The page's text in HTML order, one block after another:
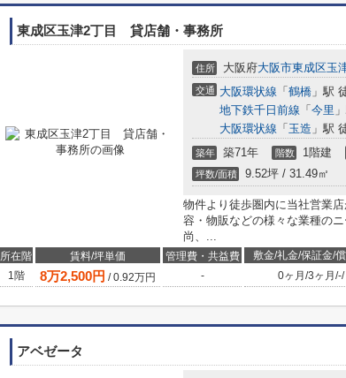
東成区玉津2丁目 貸店舗・事務所
住所 大阪府大阪市東成区玉
交通 大阪環状線 「 鶴橋 」駅
地下鉄千日前線 「 今里
大阪環状線 「 玉造 」駅
築年 築71年 階数 1階建
坪数/面積 9.52坪 / 31.49㎡
物件より徒歩圏内に当社営業
容・物販などの様々な業種の
尚、...
所在階 賃料/坪単価 管理費・共益費 敷金/礼金/保証金/償
1階
8万2,500円 /0.92万円 - 0ヶ月 /3ヶ月 /-/
アベゼータ